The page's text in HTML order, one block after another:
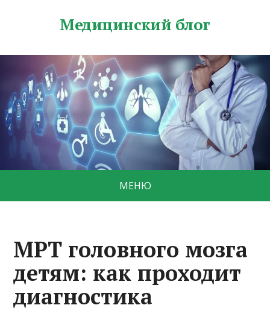
Медицинский блог
МЕНЮ
МРТ головного мозга
детям: как проходит
диагностика